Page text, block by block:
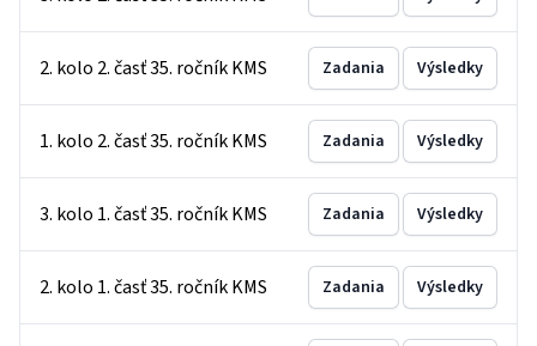
2. kolo 2. časť 35. ročník KMS Zadania Výsledky
1. kolo 2. časť 35. ročník KMS Zadania Výsledky
3. kolo 1. časť 35. ročník KMS Zadania Výsledky
2. kolo 1. časť 35. ročník KMS Zadania Výsledky